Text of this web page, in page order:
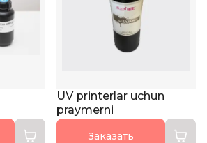
UV printerlar uchun
praymerni
Заказать